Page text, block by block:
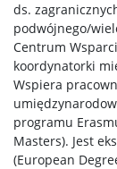
ds.
podwójnego/
Centrum
koordynatorki
Wspiera
programu
Masters). Jest
(European